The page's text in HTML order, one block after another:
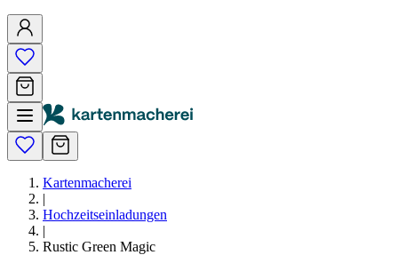
Kartenmacherei
|
Hochzeitseinladungen
|
Rustic Green Magic